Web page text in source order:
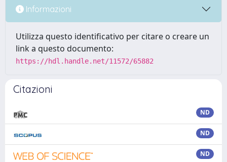
Informazioni
Utilizza questo identificativo per citare o creare un
link a questo documento:
https://hdl.handle.net/11572/65882
Citazioni
ND
ND
ND